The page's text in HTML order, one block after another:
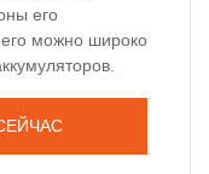
его
можно широко